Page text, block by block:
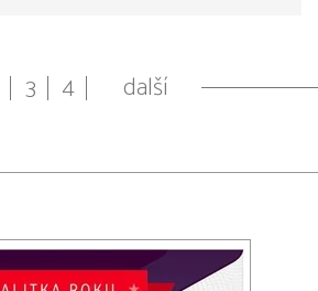
3 4 další